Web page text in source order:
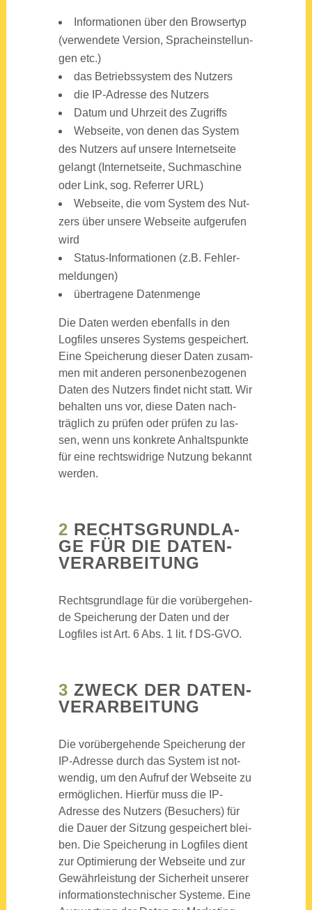
Infor­ma­tio­nen über den Brow­ser­typ
(ver­wen­de­te Ver­si­on, Sprach­ein­stel­lun­
gen etc.)
das Betriebs­sys­tem des Nut­zers
die IP-Adres­se des Nut­zers
Datum und Uhr­zeit des Zugriffs
Web­sei­te, von denen das Sys­tem
des Nut­zers auf unse­re Inter­net­sei­te
gelangt (Inter­net­sei­te, Such­ma­schi­ne
oder Link, sog. Refer­rer URL)
Web­sei­te, die vom Sys­tem des Nut­
zers über unse­re Web­sei­te auf­ge­ru­fen
wird
Sta­tus-Infor­ma­tio­nen (z.B. Feh­ler­
mel­dun­gen)
über­tra­ge­ne Daten­men­ge
Die Daten wer­den eben­falls in den
Log­files unse­res Sys­tems gespei­chert.
Eine Spei­che­rung die­ser Daten zusam­
men mit ande­ren per­so­nen­be­zo­ge­nen
Daten des Nut­zers fin­det nicht statt. Wir
behal­ten uns vor, die­se Daten nach­
träg­lich zu prü­fen oder prü­fen zu las­
sen, wenn uns kon­kre­te Anhalts­punk­te
für eine rechts­wid­ri­ge Nut­zung bekannt
wer­den.
2 RECHTS­GRUND­LA­
GE FÜR DIE DATEN­
VER­AR­BEI­TUNG
Rechts­grund­la­ge für die vor­über­ge­hen­
de Spei­che­rung der Daten und der
Log­files ist Art. 6 Abs. 1 lit. f DS-GVO.
3 ZWECK DER DATEN­
VER­AR­BEI­TUNG
Die vor­über­ge­hen­de Spei­che­rung der
IP-Adres­se durch das Sys­tem ist not­
wen­dig, um den Auf­ruf der Web­sei­te zu
ermög­li­chen. Hier­für muss die IP-
Adres­se des Nut­zers (Besu­chers) für
die Dau­er der Sit­zung gespei­chert blei­
ben. Die Spei­che­rung in Log­files dient
zur Opti­mie­rung der Web­sei­te und zur
Gewähr­leis­tung der Sicher­heit unse­rer
infor­ma­ti­ons­tech­ni­scher Sys­te­me. Eine